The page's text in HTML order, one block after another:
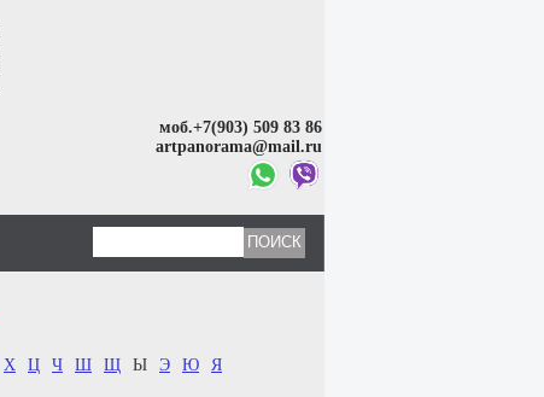
моб.+7(903) 509 83 86
artpanorama@mail.ru
Х Ц Ч Ш Щ Ы Э Ю Я